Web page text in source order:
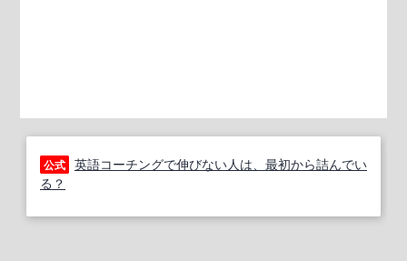
公式 英語コーチングで伸びない人は、最初から詰んでい
る？